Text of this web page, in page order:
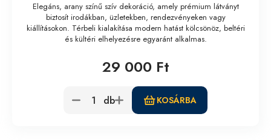
Elegáns, arany színű szív dekoráció, amely prémium látványt
biztosít irodákban, üzletekben, rendezvényeken vagy
kiállításokon. Térbeli kialakítása modern hatást kölcsönöz, beltéri
és kültéri elhelyezésre egyaránt alkalmas.
29 000 Ft
db KOSÁRBA